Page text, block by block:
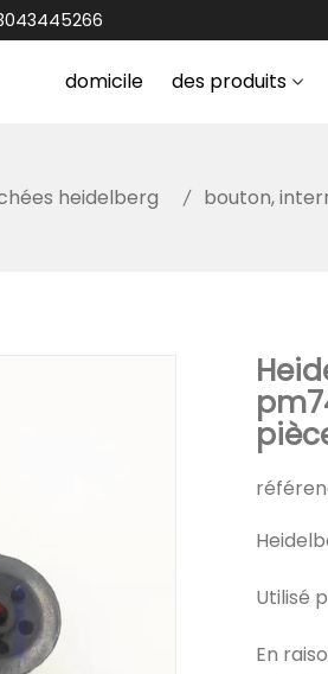
domicile des produits
heidelberg bouton,
Utilisé
En